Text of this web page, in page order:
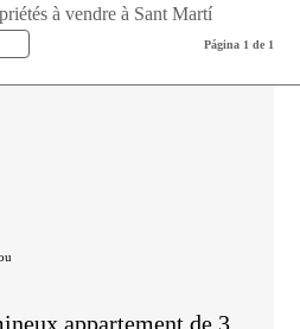
à vendre à Sant Martí
Página 1 de 1
appartement de 3